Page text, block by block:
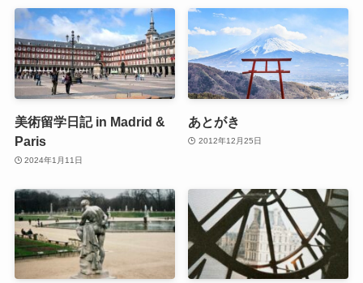
美術留学日記 in Madrid &
Paris
2024年1月11日
あとがき
2012年12月25日